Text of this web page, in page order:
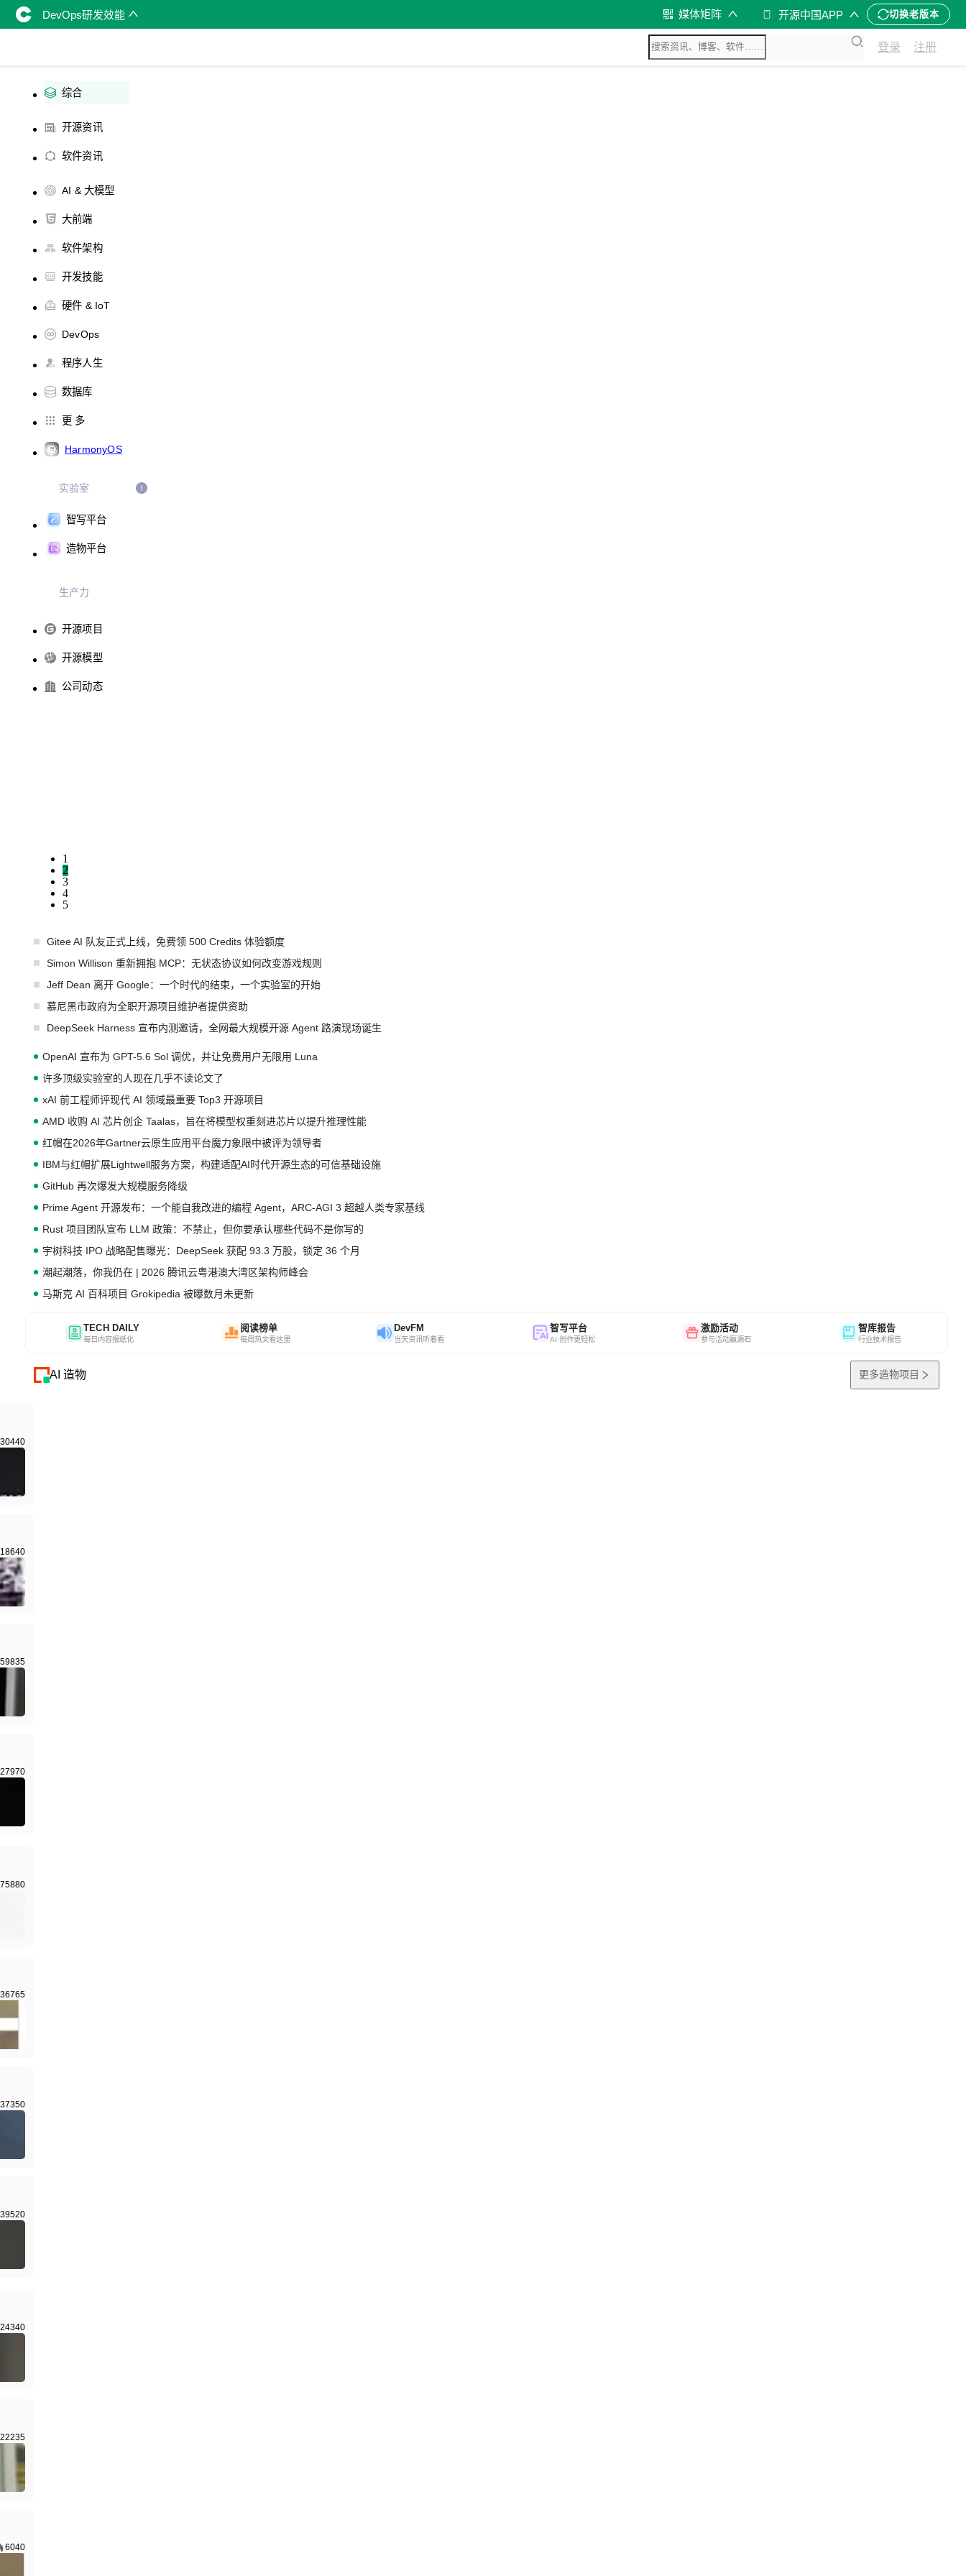
DevOps研发效能 媒体矩阵 开源中国APP 切换老版本
登录 注册
综合
开源资讯
软件资讯
AI & 大模型
大前端
软件架构
开发技能
硬件 & IoT
DevOps
程序人生
数据库
更 多
HarmonyOS
实验室
智写平台
造物平台
生产力
开源项目
开源模型
公司动态
1
2
3
4
5
Gitee AI 队友正式上线，免费领 500 Credits 体验额度
Simon Willison 重新拥抱 MCP：无状态协议如何改变游戏规则
Jeff Dean 离开 Google：一个时代的结束，一个实验室的开始
慕尼黑市政府为全职开源项目维护者提供资助
DeepSeek Harness 宣布内测邀请，全网最大规模开源 Agent 路演现场诞生
OpenAI 宣布为 GPT-5.6 Sol 调优，并让免费用户无限用 Luna
许多顶级实验室的人现在几乎不读论文了
xAI 前工程师评现代 AI 领域最重要 Top3 开源项目
AMD 收购 AI 芯片创企 Taalas，旨在将模型权重刻进芯片以提升推理性能
红帽在2026年Gartner云原生应用平台魔力象限中被评为领导者
IBM与红帽扩展Lightwell服务方案，构建适配AI时代开源生态的可信基础设施
GitHub 再次爆发大规模服务降级
Prime Agent 开源发布：一个能自我改进的编程 Agent，ARC-AGI 3 超越人类专家基线
Rust 项目团队宣布 LLM 政策：不禁止，但你要承认哪些代码不是你写的
宇树科技 IPO 战略配售曝光：DeepSeek 获配 93.3 万股，锁定 36 个月
潮起潮落，你我仍在 | 2026 腾讯云粤港澳大湾区架构师峰会
马斯克 AI 百科项目 Grokipedia 被曝数月未更新
TECH DAILY
每日内容报纸化
阅读榜单
每周热文看这里
DevFM
当天资讯听着看
智写平台
AI 创作更轻松
激励活动
参与活动赢源石
智库报告
行业技术报告
AI 造物 更多造物项目
30440
18640
59835
27970
75880
36765
37350
39520
24340
22235
6040